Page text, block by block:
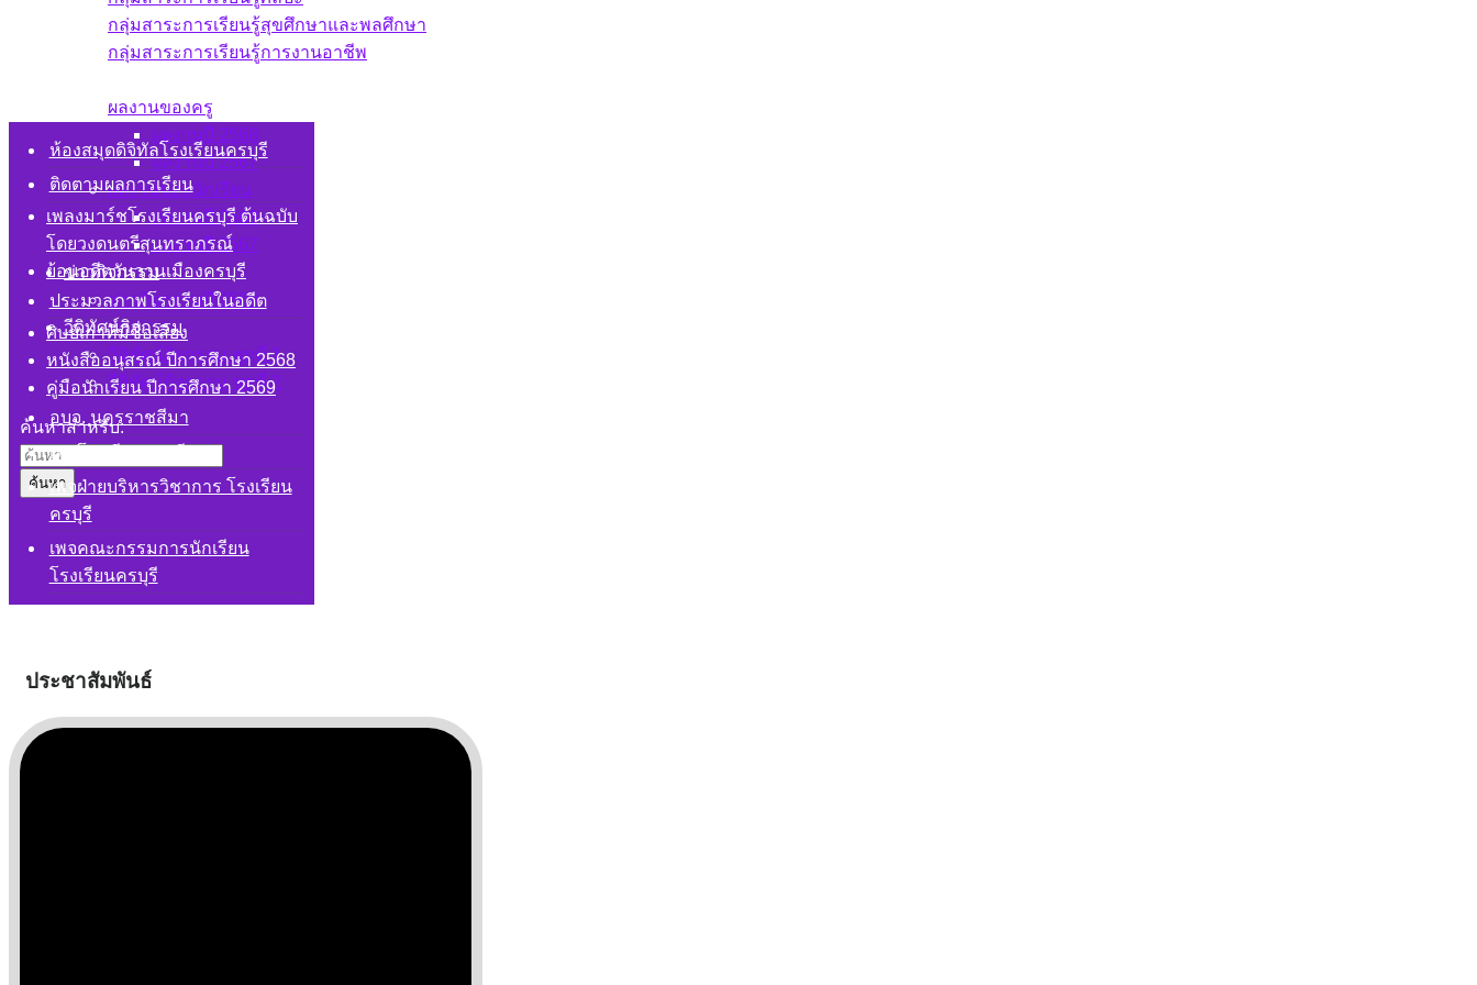
กลุ่มสาระการเรียนรู้สุขศึกษาและพลศึกษา
กลุ่มสาระการเรียนรู้การงานอาชีพ
ผลงานของครู
ผลงานปี 2568
ผลงานปี 2567
ผลงานของนักเรียน
ผลงานปี 2568
ผลงานปี 2567
ข่าวกิจกรรม
ข่าวกิจกรรมปี 2569
วีดิทัศน์กิจกรรม
วีดิทัศน์กิจกรรม ชุดที่ 1
วีดิทัศน์กิจกรรม ชุดที่ 2
ค้นหาสำหรับ:
ห้องสมุดดิจิทัลโรงเรียนครบุรี
ติดตามผลการเรียน
เพลงมาร์ชโรงเรียนครบุรี ต้นฉบับ
โดยวงดนตรีสุนทราภรณ์
ย้อนอดีตวันวานเมืองครบุรี
ประมวลภาพโรงเรียนในอดีต
ศิษย์เก่าที่มีชื่อเสียง
หนังสืออนุสรณ์ ปีการศึกษา 2568
คู่มือนักเรียน ปีการศึกษา 2569
อบจ. นครราชสีมา
เพจโรงเรียนครบุรี
เพจฝ่ายบริหารวิชาการ โรงเรียน
ครบุรี
เพจคณะกรรมการนักเรียน
โรงเรียนครบุรี
ประชาสัมพันธ์